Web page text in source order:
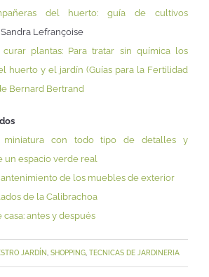
del huerto: guía de cultivos
Lefrançoise
curar plantas: Para tratar sin química los
huerto y el jardín (Guías para la Fertilidad
Bernard Bertrand
miniatura con todo tipo de detalles y
un espacio verde real
de los muebles de exterior
de la Calibrachoa
casa: antes y después
JARDÍN SHOPPING TECNICAS DE JARDINERIA